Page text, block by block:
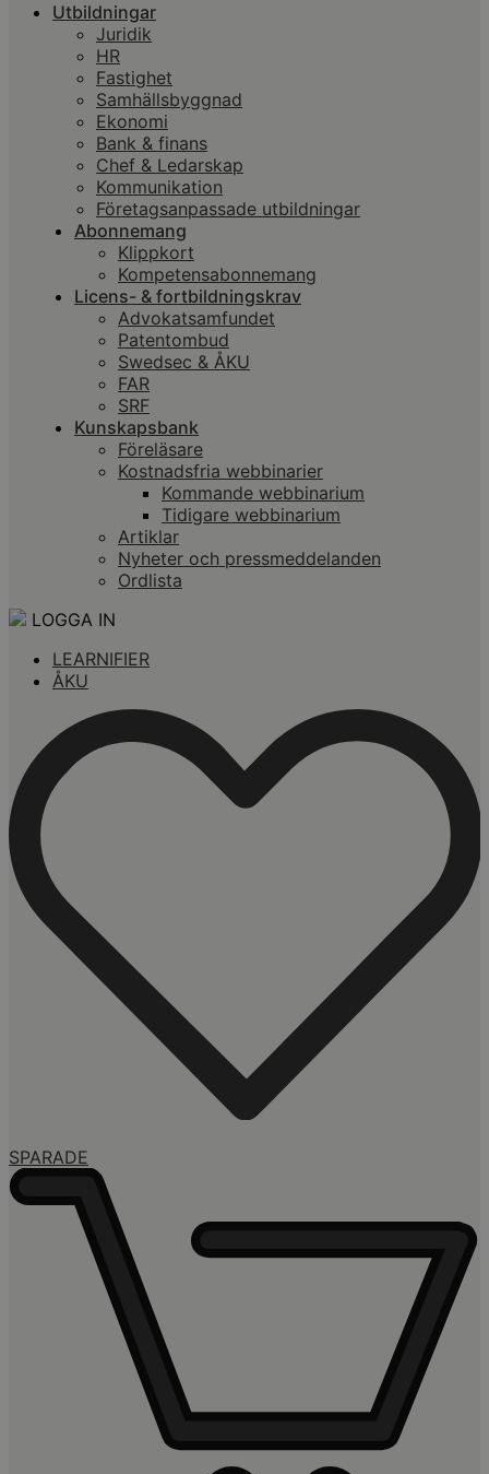
Utbildningar
Juridik
HR
Fastighet
Samhällsbyggnad
Ekonomi
Bank & finans
Chef & Ledarskap
Kommunikation
Företagsanpassade utbildningar
Abonnemang
Klippkort
Kompetensabonnemang
Licens- & fortbildningskrav
Advokatsamfundet
Patentombud
Swedsec & ÅKU
FAR
SRF
Kunskapsbank
Föreläsare
Kostnadsfria webbinarier
Kommande webbinarium
Tidigare webbinarium
Artiklar
Nyheter och pressmeddelanden
Ordlista
LOGGA IN
LEARNIFIER
ÅKU
SPARADE